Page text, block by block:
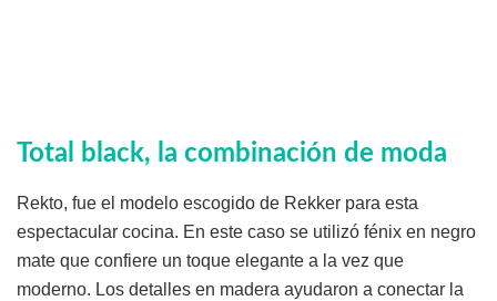
Total black, la combinación de moda
Rekto, fue el modelo escogido de Rekker para esta
espectacular cocina. En este caso se utilizó fénix en negro
mate que confiere un toque elegante a la vez que
moderno. Los detalles en madera ayudaron a conectar la